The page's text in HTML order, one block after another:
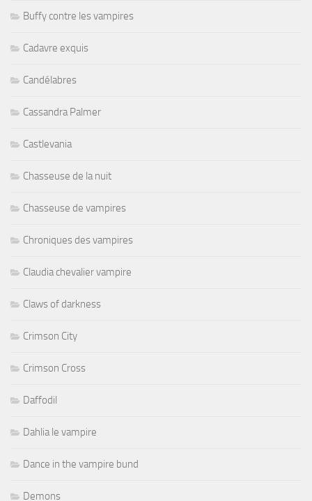
Buffy contre les vampires
Cadavre exquis
Candélabres
Cassandra Palmer
Castlevania
Chasseuse de la nuit
Chasseuse de vampires
Chroniques des vampires
Claudia chevalier vampire
Claws of darkness
Crimson City
Crimson Cross
Daffodil
Dahlia le vampire
Dance in the vampire bund
Demons